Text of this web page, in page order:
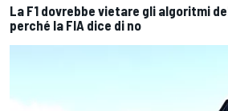
La F1 dovrebbe vietare gli algoritmi
perché la FIA dice di no